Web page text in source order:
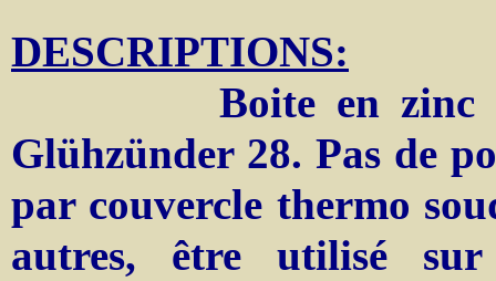
DESCRIPTIONS:
Boite en zinc pour
Glühzünder 28. Pas de
par couvercle thermo
autres, être utilisé